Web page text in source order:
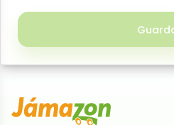
artificiales y libre de
bolsa de polietileno sellada,